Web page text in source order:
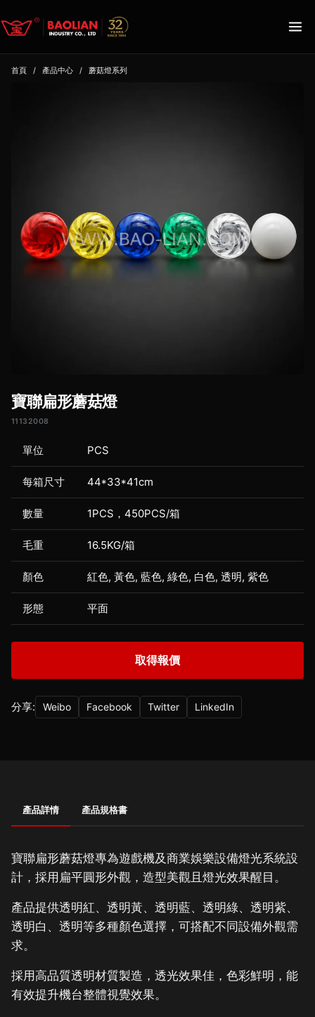
首頁 / 產品中心 / 蘑菇燈系列
寶聯扁形蘑菇燈
11132008
單位 PCS
每箱尺寸 44*33*41cm
數量 1PCS，450PCS/箱
毛重 16.5KG/箱
顏色 紅色, 黃色, 藍色, 綠色, 白色, 透明, 紫色
形態 平面
取得報價
分享: Weibo Facebook Twitter LinkedIn
產品詳情 產品規格書
寶聯扁形蘑菇燈專為遊戲機及商業娛樂設備燈光系統設
計，採用扁平圓形外觀，造型美觀且燈光效果醒目。
產品提供透明紅、透明黃、透明藍、透明綠、透明紫、
透明白、透明等多種顏色選擇，可搭配不同設備外觀需
求。
採用高品質透明材質製造，透光效果佳，色彩鮮明，能
有效提升機台整體視覺效果。